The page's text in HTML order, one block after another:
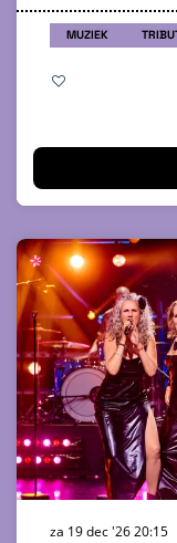
MUZIEK
za 19 dec '2620:15